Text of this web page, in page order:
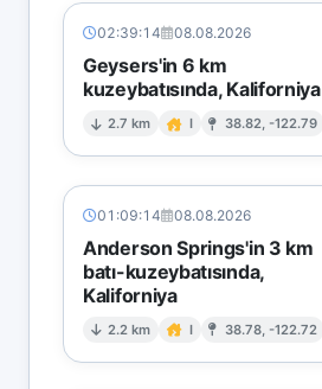
02:39:14 08.08.2026
Geysers'in 6 km
kuzeybatısında, Kaliforniya
2.7 km I 38.82, -122.79
01:09:14 08.08.2026
Anderson Springs'in 3 km
batı-kuzeybatısında,
Kaliforniya
2.2 km I 38.78, -122.72